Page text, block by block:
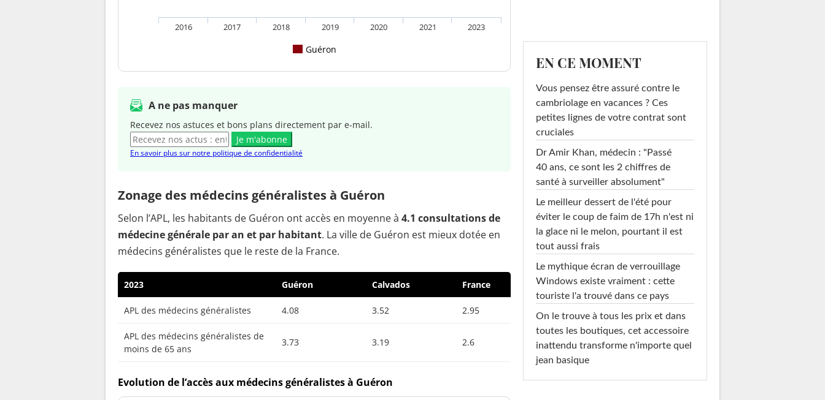
Guéron
2016 2017 2018 2019 2020 2021 2023
A ne pas manquer
Recevez nos astuces et bons plans directement par e-mail.
Je m'abonne
En savoir plus sur notre politique de confidentialité
Zonage des médecins généralistes à Guéron
Selon l’APL, les habitants de Guéron ont accès en moyenne à 4.1 consultations de
médecine générale par an et par habitant. La ville de Guéron est mieux dotée en
médecins généralistes que le reste de la France.
2023 Guéron Calvados France
APL des médecins généralistes 4.08 3.52 2.95
APL des médecins généralistes de
moins de 65 ans
3.73 3.19 2.6
Evolution de l’accès aux médecins généralistes à Guéron
EN CE MOMENT
Vous pensez être assuré contre le
cambriolage en vacances ? Ces
petites lignes de votre contrat sont
cruciales
Dr Amir Khan, médecin : "Passé
40 ans, ce sont les 2 chiffres de
santé à surveiller absolument"
Le meilleur dessert de l'été pour
éviter le coup de faim de 17h n'est ni
la glace ni le melon, pourtant il est
tout aussi frais
Le mythique écran de verrouillage
Windows existe vraiment : cette
touriste l'a trouvé dans ce pays
On le trouve à tous les prix et dans
toutes les boutiques, cet accessoire
inattendu transforme n'importe quel
jean basique